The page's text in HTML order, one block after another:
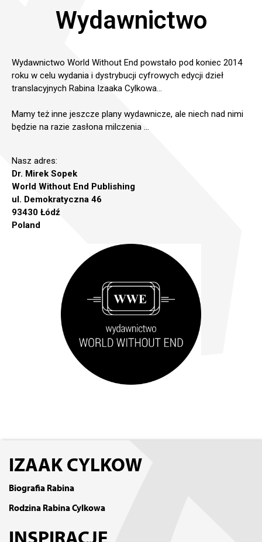
Tora w przekładzie Izaaka Cylkowa
O tym wydaniu Tory
Tora Cylkowa jako eBook
Tora jako AudioBook
Tora Cylkowa w druku
Księga Ijoba (Hioba)
Księgi Jezajasza
Księgi Pięciu Zwojów (Hamesz Megilot)
Księga Samuela
Księga Przypowieści Salomona
Księgi Sędziów
Księgi Królów
12 Mniejszych Proroków
Wydawnictwo
Sklep
Kontakt
PL EN
Wydawnictwo
Wydawnictwo World Without End powstało pod koniec 2014
roku w celu wydania i dystrybucji cyfrowych edycji dzieł
translacyjnych Rabina Izaaka Cylkowa…
Mamy też inne jeszcze plany wydawnicze, ale niech nad nimi
będzie na razie zasłona milczenia …
Nasz adres:
Dr. Mirek Sopek
World Without End Publishing
ul. Demokratyczna 46
93430 Łódź
Poland
IZAAK CYLKOW
Biografia Rabina
Rodzina Rabina Cylkowa